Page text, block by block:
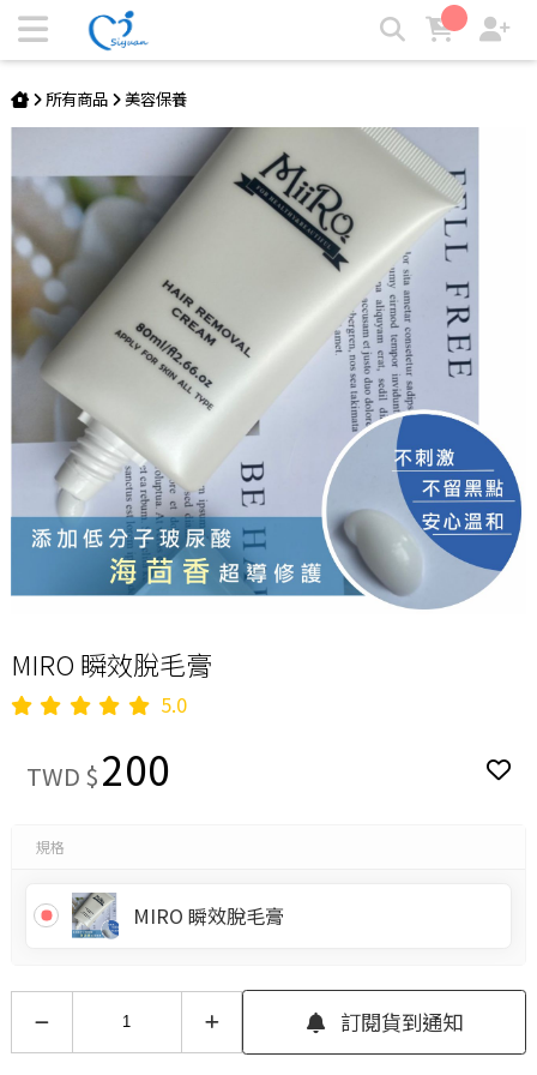
MIRO 瞬效脫毛膏 | SY思源醫材
所有商品 美容保養
MIRO 瞬效脫毛膏
5.0
TWD $200
規格
MIRO 瞬效脫毛膏
訂閱貨到通知